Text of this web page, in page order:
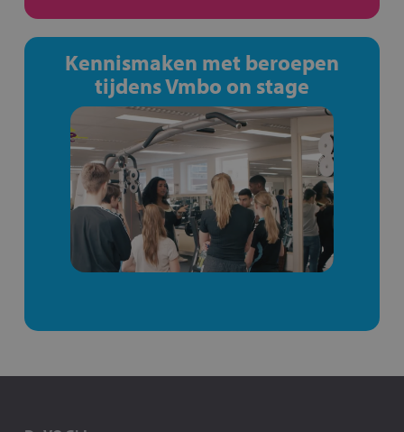
Kennismaken met beroepen
tijdens Vmbo on stage